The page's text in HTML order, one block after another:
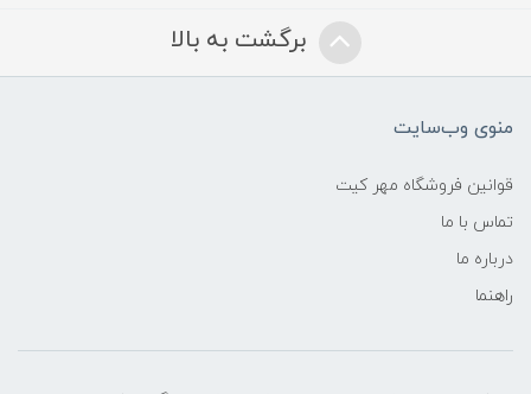
برگشت به بالا
منوی وب‌سایت
قوانین فروشگاه مهر کیت
تماس با ما
درباره ما
راهنما